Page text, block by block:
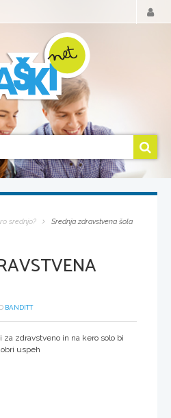
srednjo?
Srednja zdravstvena šola
BANDITT
zdravstveno in na kero solo bi
uspeh